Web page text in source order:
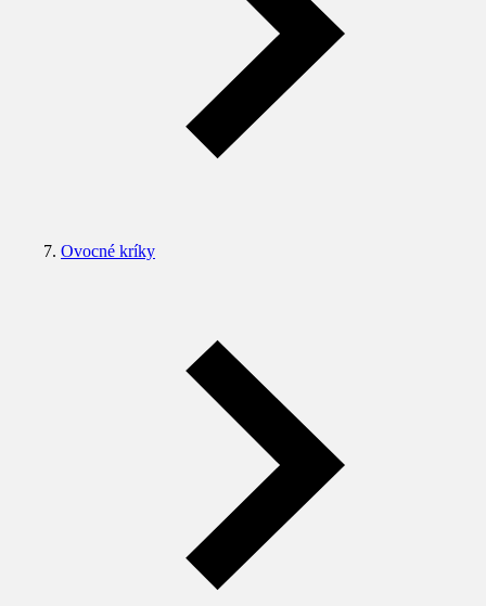
Ovocné kríky